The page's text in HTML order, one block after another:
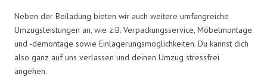
Neben der Beiladung bieten wir auch weitere umfangreiche
Umzugsleistungen an, wie z.B. Verpackungsservice, Möbelmontage
und -demontage sowie Einlagerungsmöglichkeiten. Du kannst dich
also ganz auf uns verlassen und deinen Umzug stressfrei
angehen.